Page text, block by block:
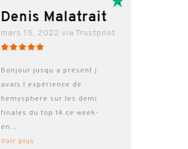
Denis Malatrait
mars 15, 2022 via Trustpilot
Bonjour jusqu a présent j
avais l expérience de
hemysphere sur les demi
finales du top 14.ce week-
en...
Voir plus